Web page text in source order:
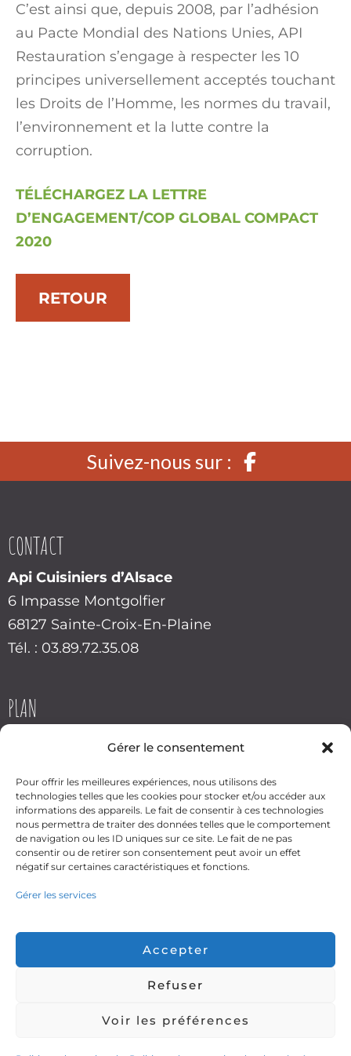
Gérer le consentement
Pour offrir les meilleures expériences, nous utilisons des
technologies telles que les cookies pour stocker et/ou accéder aux
informations des appareils. Le fait de consentir à ces technologies
nous permettra de traiter des données telles que le comportement
de navigation ou les ID uniques sur ce site. Le fait de ne pas
consentir ou de retirer son consentement peut avoir un effet
négatif sur certaines caractéristiques et fonctions.
Gérer les services
Accepter
Refuser
Voir les préférences
C’est ainsi que, depuis 2008, par l’adhésion
au Pacte Mondial des Nations Unies, API
Restauration s’engage à respecter les 10
principes universellement acceptés touchant
les Droits de l’Homme, les normes du travail,
l’environnement et la lutte contre la
corruption.
TÉLÉCHARGEZ LA LETTRE
D’ENGAGEMENT/COP GLOBAL COMPACT
2020
RETOUR
Suivez-nous sur :
CONTACT
Api Cuisiniers d’Alsace
6 Impasse Montgolfier
68127 Sainte-Croix-En-Plaine
Tél. : 03.89.72.35.08
PLAN
Cliquez pour accepter les
cookies marketing et activer
ce contenu